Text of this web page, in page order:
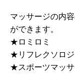
マッサージの内
ができます。
★ロミロミ
★リフレクソロ
★スポーツマッ